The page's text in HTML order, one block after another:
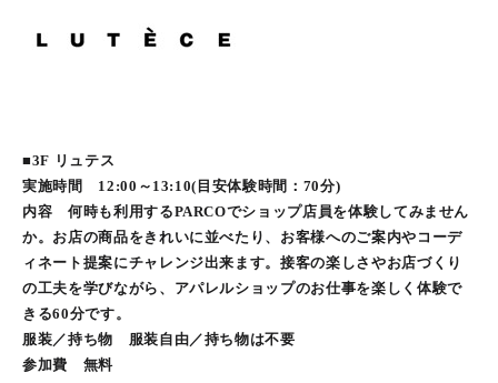
■3F リュテス
実施時間 12:00～13:10(目安体験時間：70分)
内容 何時も利用するPARCOでショップ店員を体験してみません
か。お店の商品をきれいに並べたり、お客様へのご案内やコーデ
ィネート提案にチャレンジ出来ます。接客の楽しさやお店づくり
の工夫を学びながら、アパレルショップのお仕事を楽しく体験で
きる60分です。
服装／持ち物 服装自由／持ち物は不要
参加費 無料